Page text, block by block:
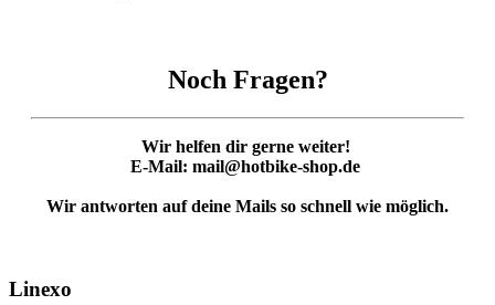
Noch Fragen?
Wir helfen dir gerne weiter!
E-Mail: mail@hotbike-shop.de
Wir antworten auf deine Mails so schnell wie möglich.
Linexo